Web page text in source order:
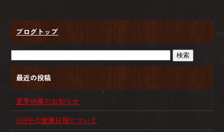
ブログトップ
最近の投稿
夏季休業のお知らせ
GW中の営業日程について